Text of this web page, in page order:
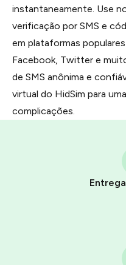
instantaneamente. Use
verificação por SMS e
em plataformas
Facebook, Twitter e
de SMS anônima e
virtual do HidSim para
complicações.